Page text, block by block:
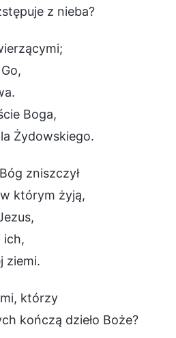
z nieba?
Boga,
Żydowskiego.
zniszczył
którym żyją,
ich,
ziemi.
którzy
kończą dzieło Boże?